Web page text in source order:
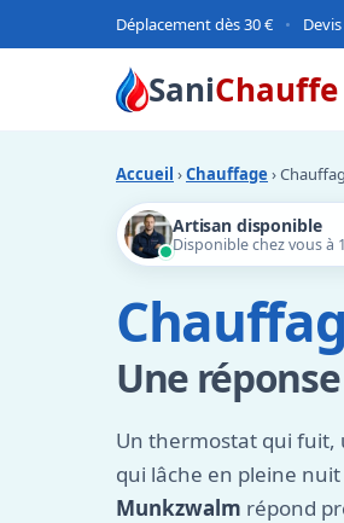
Déplacement dès 30 € •
SaniChauffe
Accueil ›Chauffage ›
Artisan disponible
Disponible chez vous à
Une
Un thermostat qui fuit,
qui lâche en pleine
Munkzwalm répond